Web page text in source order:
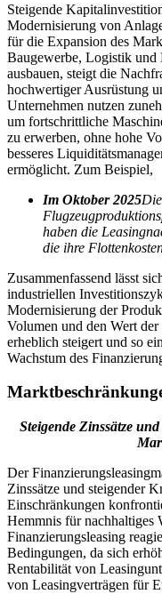
Steigende
Modernisierung von
für die Expansion des
Baugewerbe, Logistik und
ausbauen, steigt die
hochwertiger Ausrüstung
Unternehmen nutzen
um fortschrittliche
zu erwerben, ohne hohe
besseres
ermöglicht. Zum Beispiel,
Im Oktober 2025
haben die
die ihre
Zusammenfassend lässt
industriellen
Modernisierung der
Volumen und den Wert
erheblich steigert und so
Wachstum des
Steigende Zinssätze
Der
Zinssätze und steigender
Einschränkungen
Hemmnis für nachhaltiges
Finanzierungsleasing
Bedingungen, da sich
Rentabilität von
von Leasingverträgen für